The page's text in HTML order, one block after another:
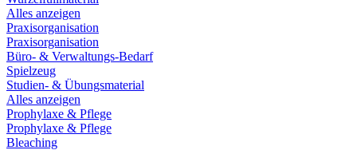
Alles anzeigen
Praxisorganisation
Praxisorganisation
Büro- & Verwaltungs-Bedarf
Spielzeug
Studien- & Übungsmaterial
Alles anzeigen
Prophylaxe & Pflege
Prophylaxe & Pflege
Bleaching